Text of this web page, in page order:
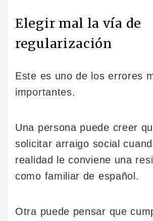
Elegir mal la vía de
regularización
Este es uno de los errores
importantes.
Una persona puede creer
solicitar arraigo social
realidad le conviene una
como familiar de español.
Otra puede pensar que